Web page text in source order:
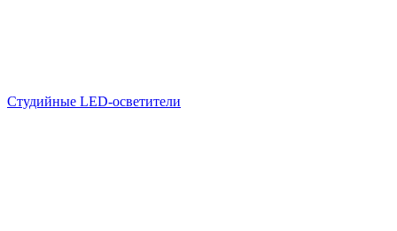
Студийные LED-осветители